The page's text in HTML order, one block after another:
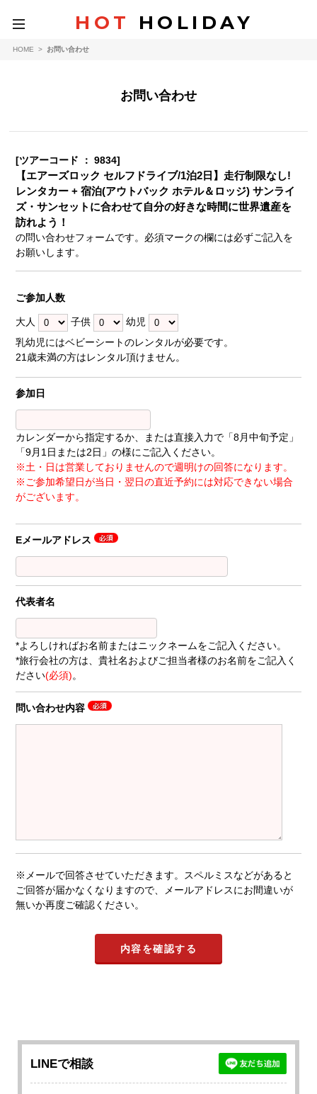
toggle
navigation
HOT HOLIDAY
HOME > お問い合わせ
お問い合わせ
[ツアーコード ： 9834]
【エアーズロック セルフドライブ/1泊2日】走行制限なし!
レンタカー + 宿泊(アウトバック ホテル＆ロッジ) サンライ
ズ・サンセットに合わせて自分の好きな時間に世界遺産を
訪れよう！
の問い合わせフォームです。必須マークの欄には必ずご記入を
お願いします。
ご参加人数
大人 子供
幼児
乳幼児にはベビーシートのレンタルが必要です。
21歳未満の方はレンタル頂けません。
参加日
カレンダーから指定するか、または直接入力で「8月中旬予定」
「9月1日または2日」の様にご記入ください。
※土・日は営業しておりませんので週明けの回答になります。
※ご参加希望日が当日・翌日の直近予約には対応できない場合
がございます。
Eメールアドレス
代表者名
*よろしければお名前またはニックネームをご記入ください。
*旅行会社の方は、貴社名およびご担当者様のお名前をご記入く
ださい(必須)。
問い合わせ内容
※メールで回答させていただきます。スペルミスなどがあると
ご回答が届かなくなりますので、メールアドレスにお間違いが
無いか再度ご確認ください。
LINEで相談